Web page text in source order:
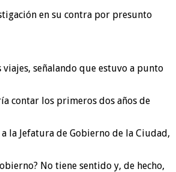
en su contra por presunto
señalando que estuvo a punto
contar los primeros dos años de
la Jefatura de Gobierno de la Ciudad,
No tiene sentido y, de hecho,